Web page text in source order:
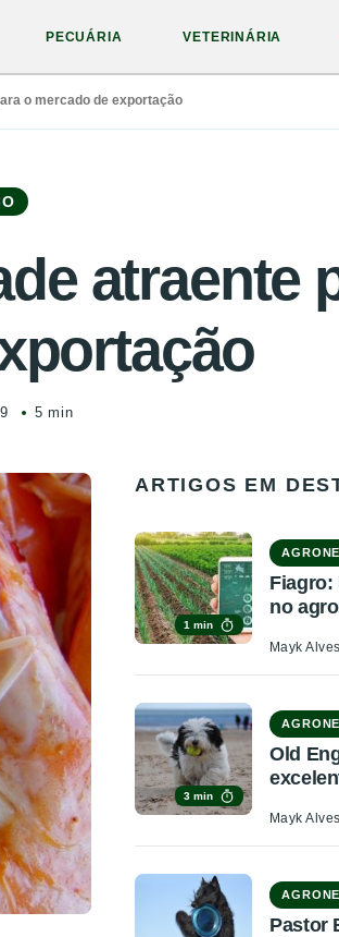
PECUÁRIA VETERINÁRIA
o mercado de exportação
atraente
5 min
ARTIGOS EM
1 min
Fiagro:
no
Mayk Alves
3 min
Old
Mayk Alves
Pastor